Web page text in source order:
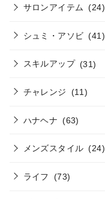
サロンアイテム (24)
シュミ・アソビ (41)
スキルアップ (31)
チャレンジ (11)
ハナヘナ (63)
メンズスタイル (24)
ライフ (73)